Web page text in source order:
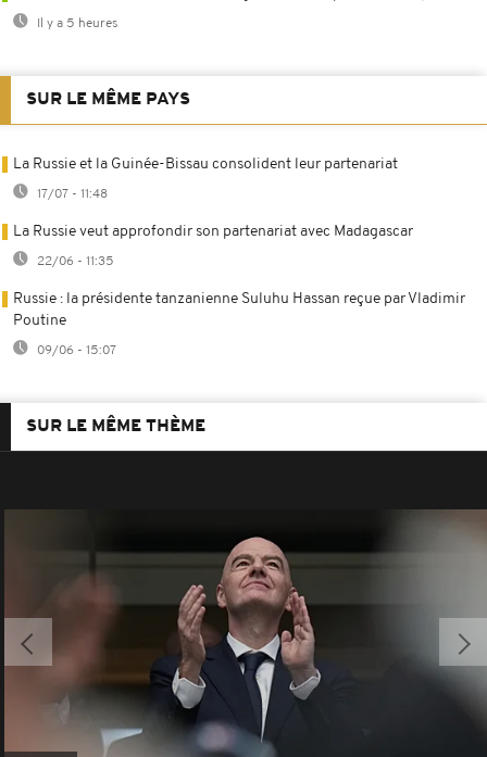
Il y a 5 heures
SUR LE MÊME PAYS
La Russie et la Guinée-Bissau consolident leur partenariat
17/07 - 11:48
La Russie veut approfondir son partenariat avec Madagascar
22/06 - 11:35
Russie : la présidente tanzanienne Suluhu Hassan reçue par Vladimir
Poutine
09/06 - 15:07
SUR LE MÊME THÈME